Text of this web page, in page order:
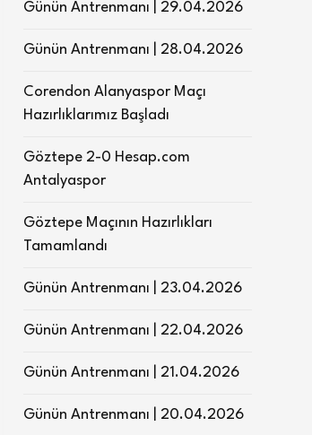
Günün Antrenmanı | 29.04.2026
Günün Antrenmanı | 28.04.2026
Corendon Alanyaspor Maçı
Hazırlıklarımız Başladı
Göztepe 2-0 Hesap.com
Antalyaspor
Göztepe Maçının Hazırlıkları
Tamamlandı
Günün Antrenmanı | 23.04.2026
Günün Antrenmanı | 22.04.2026
Günün Antrenmanı | 21.04.2026
Günün Antrenmanı | 20.04.2026